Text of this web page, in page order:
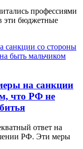
профессиями
эти бюджетные
на санкции
что РФ не
ответ на
РФ. Эти меры